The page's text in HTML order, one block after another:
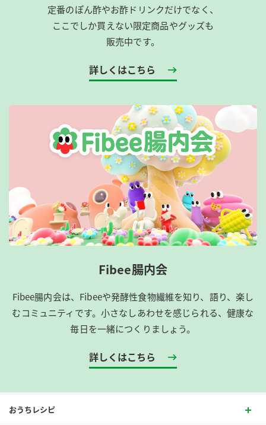
定番のぽん酢やお酢ドリンクだけでなく、
ここでしか買えない限定商品やグッズも
販売中です。
詳しくはこちら
Fibee腸内会
Fibee腸内会は、​Fibeeや発酵性食物繊維を知り、語り、楽し
むコミュニティです。​小さなしあわせを感じられる、健康な
毎日を一緒につくりましょう。
詳しくはこちら
おうちレシピ